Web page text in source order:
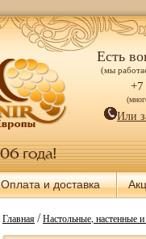
Есть
(мы
+7
Или
Оплата и доставка
Главная/Настольные, настенные